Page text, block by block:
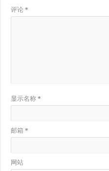
评论*
显示名称*
邮箱*
网站